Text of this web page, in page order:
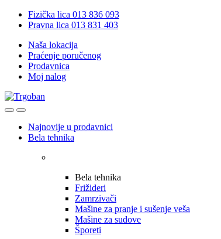
Skip
Skip
Fizička lica 013 836 093
Pravna lica 013 831 403
Naša lokacija
Praćenje poručenog
Prodavnica
Moj nalog
OpenClose
Najnovije u prodavnici
Bela tehnika
Bela tehnika
Frižideri
Zamrzivači
Mašine za pranje i sušenje veša
Mašine za sudove
Šporeti